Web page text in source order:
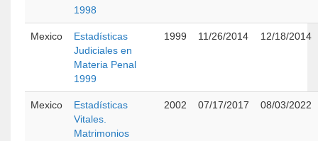
1998
Mexico
Estadísticas
Judiciales en
Materia Penal
1999
1999 11/26/2014 12/18/2014
Mexico
Estadísticas
Vitales.
Matrimonios
2002 07/17/2017 08/03/2022